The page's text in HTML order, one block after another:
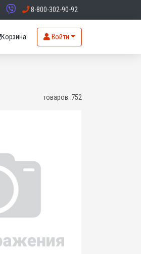
8-800-302-90-92
Корзина Войти
товаров: 752